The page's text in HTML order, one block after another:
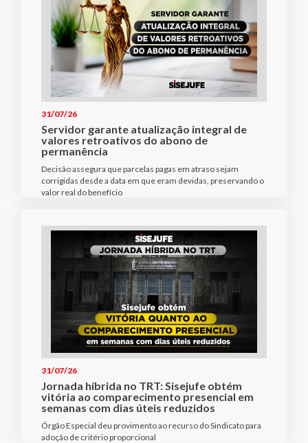
31/07/26
Servidor garante atualização integral de
valores retroativos do abono de
permanência
Decisão assegura que parcelas pagas em atraso sejam
corrigidas desde a data em que eram devidas, preservando o
valor real do benefício
31/07/26
Jornada híbrida no TRT: Sisejufe obtém
vitória ao comparecimento presencial em
semanas com dias úteis reduzidos
Órgão Especial deu provimento ao recurso do Sindicato para
adoção de critério proporcional